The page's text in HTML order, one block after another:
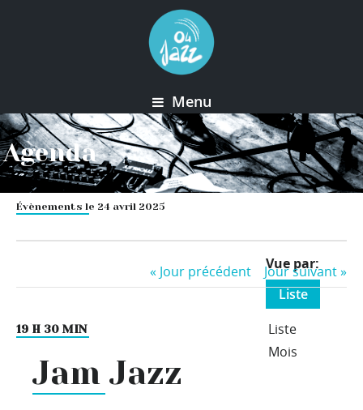
Menu
Agenda
Évènements le 24 avril 2025
Event
Views
Navigation
Vue par
Liste
Liste
Mois
« Jour précédent Jour suivant»
19 H 30 MIN
Jam Jazz